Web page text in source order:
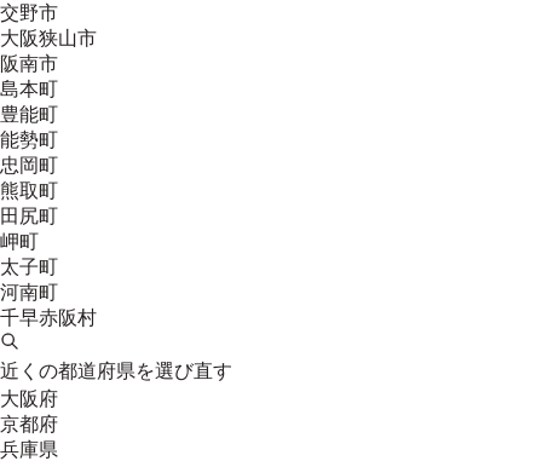
交野市
大阪狭山市
阪南市
島本町
豊能町
能勢町
忠岡町
熊取町
田尻町
岬町
太子町
河南町
千早赤阪村
近くの都道府県を選び直す
大阪府
京都府
兵庫県